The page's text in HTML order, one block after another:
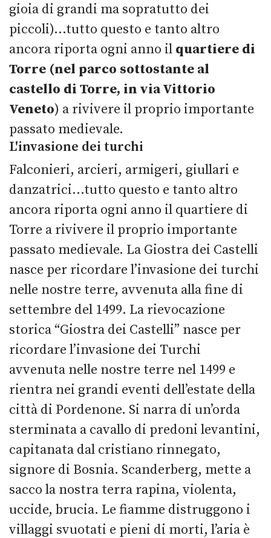
gioia di grandi ma sopratutto dei
piccoli)...tutto questo e tanto altro
ancora riporta ogni anno il quartiere di
Torre (nel parco sottostante al
castello di Torre, in via Vittorio
Veneto) a rivivere il proprio importante
passato medievale.
L'invasione dei turchi
Falconieri, arcieri, armigeri, giullari e
danzatrici...tutto questo e tanto altro
ancora riporta ogni anno il quartiere di
Torre a rivivere il proprio importante
passato medievale. La Giostra dei Castelli
nasce per ricordare l’invasione dei turchi
nelle nostre terre, avvenuta alla fine di
settembre del 1499. La rievocazione
storica “Giostra dei Castelli” nasce per
ricordare l’invasione dei Turchi
avvenuta nelle nostre terre nel 1499 e
rientra nei grandi eventi dell’estate della
città di Pordenone. Si narra di un’orda
sterminata a cavallo di predoni levantini,
capitanata dal cristiano rinnegato,
signore di Bosnia. Scanderberg, mette a
sacco la nostra terra rapina, violenta,
uccide, brucia. Le fiamme distruggono i
villaggi svuotati e pieni di morti, l’aria è